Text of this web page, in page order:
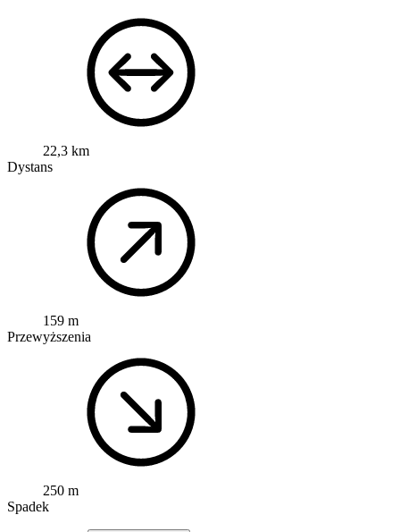
22,3 km
Dystans
159 m
Przewyższenia
250 m
Spadek